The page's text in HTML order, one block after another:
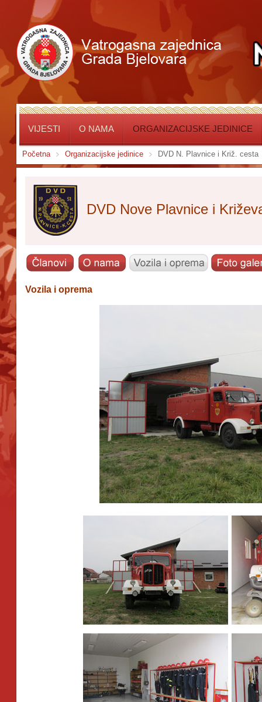
VIJESTI O NAMA ORGANIZACIJSKE JEDINICE
Početna Organizacijske jedinice DVD N. Plavnice i Križ. cesta
DVD Nove Plavnice i
Vozila i oprema